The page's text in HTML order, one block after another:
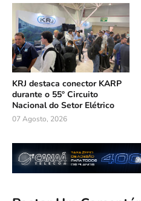
KRJ destaca conector KARP
durante o 55º Circuito
Nacional do Setor Elétrico
07 Agosto, 2026